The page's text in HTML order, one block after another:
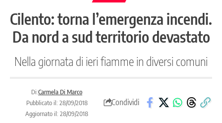
Cilento: torna l’emergenza incendi.
Da nord a sud territorio devastato
Nella giornata di ieri fiamme in diversi comuni
Di:Carmela Di Marco
Pubblicato il: 28/09/2018
Aggiornato il: 28/09/2018
Condividi